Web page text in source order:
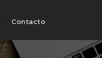
Contacto